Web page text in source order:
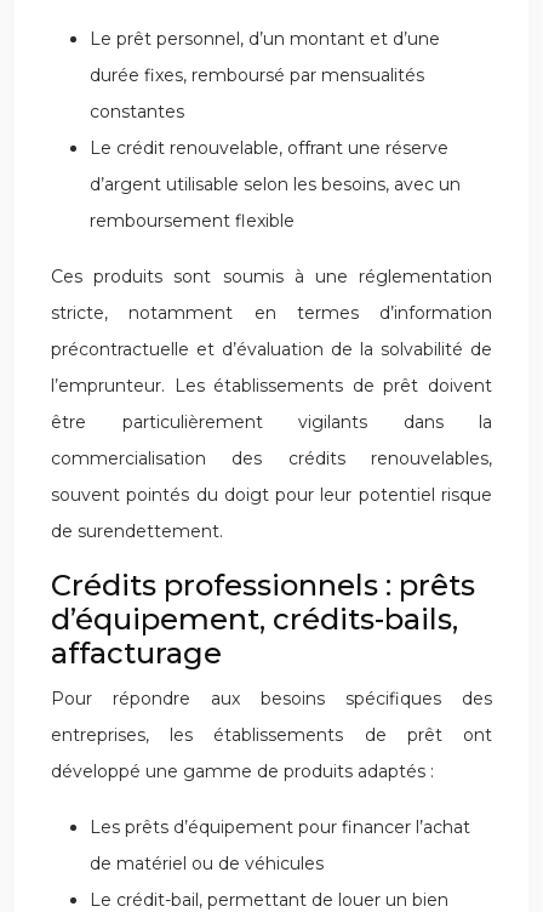
Le prêt personnel, d’un montant et d’une
durée fixes, remboursé par mensualités
constantes
Le crédit renouvelable, offrant une réserve
d’argent utilisable selon les besoins, avec un
remboursement flexible
Ces produits sont soumis à une réglementation
stricte, notamment en termes d’information
précontractuelle et d’évaluation de la solvabilité de
l’emprunteur. Les établissements de prêt doivent
être particulièrement vigilants dans la
commercialisation des crédits renouvelables,
souvent pointés du doigt pour leur potentiel risque
de surendettement.
Crédits professionnels : prêts
d’équipement, crédits-bails,
affacturage
Pour répondre aux besoins spécifiques des
entreprises, les établissements de prêt ont
développé une gamme de produits adaptés :
Les prêts d’équipement pour financer l’achat
de matériel ou de véhicules
Le crédit-bail, permettant de louer un bien